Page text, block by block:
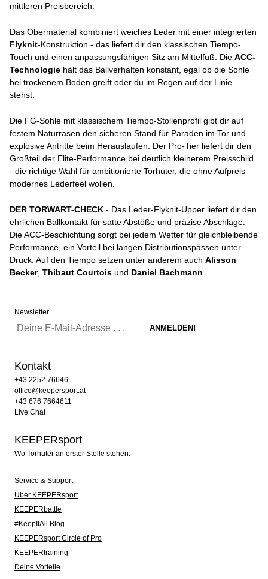
mittleren Preisbereich.
Das Obermaterial kombiniert weiches Leder mit einer integrierten
Flyknit-Konstruktion - das liefert dir den klassischen Tiempo-
Touch und einen anpassungsfähigen Sitz am Mittelfuß. Die ACC-
Technologie hält das Ballverhalten konstant, egal ob die Sohle
bei trockenem Boden greift oder du im Regen auf der Linie
stehst.
Die FG-Sohle mit klassischem Tiempo-Stollenprofil gibt dir auf
festem Naturrasen den sicheren Stand für Paraden im Tor und
explosive Antritte beim Herauslaufen. Der Pro-Tier liefert dir den
Großteil der Elite-Performance bei deutlich kleinerem Preisschild
- die richtige Wahl für ambitionierte Torhüter, die ohne Aufpreis
modernes Lederfeel wollen.
DER TORWART-CHECK - Das Leder-Flyknit-Upper liefert dir den
ehrlichen Ballkontakt für satte Abstöße und präzise Abschläge.
Die ACC-Beschichtung sorgt bei jedem Wetter für gleichbleibende
Performance, ein Vorteil bei langen Distributionspässen unter
Druck. Auf den Tiempo setzen unter anderem auch Alisson
Becker, Thibaut Courtois und Daniel Bachmann
Newsletter
Kontakt
+43 2252 76646
office@keepersport.at
+43 676 7664611
Live Chat
KEEPERsport
Wo Torhüter an erster Stelle stehen.
Service & Support
Über KEEPERsport
KEEPERbattle
#KeepItAll Blog
KEEPERsport Circle of Pro
KEEPERtraining
Deine Vorteile